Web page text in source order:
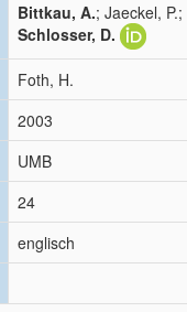
Bittkau, A.; Jaeckel, P.;
Schlosser, D.
Foth, H.
2003
UMB
24
englisch